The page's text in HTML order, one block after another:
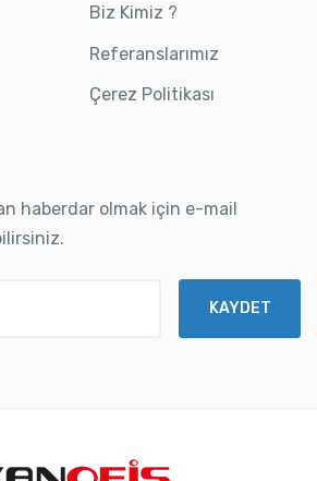
Biz Kimiz ?
Referanslarımız
Çerez Politikası
haberdar olmak için e-mail
KAYDET